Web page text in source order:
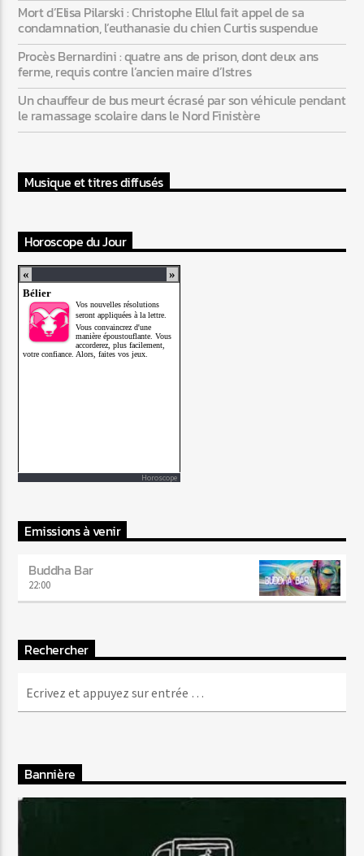
Mort d’Elisa Pilarski : Christophe Ellul fait appel de sa
condamnation, l’euthanasie du chien Curtis suspendue
Procès Bernardini : quatre ans de prison, dont deux ans
ferme, requis contre l’ancien maire d’Istres
Un chauffeur de bus meurt écrasé par son véhicule pendant
le ramassage scolaire dans le Nord Finistère
Musique et titres diffusés
Horoscope du Jour
Horoscope
Emissions à venir
Buddha Bar
22:00
Rechercher
Bannière